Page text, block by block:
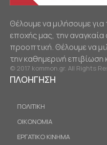
Θέλουμε να μιλήσουμε
εποχής μας, την αναγκαία
προοπτική. Θέλουμε να
την καθημερινή επιβίωση
© 2017 kommon.gr. All Rights
ΠΛΟΗΓΗΣΗ
ΠΟΛΙΤΙΚΗ
ΟΙΚΟΝΟΜΙΑ
ΕΡΓΑΤΙΚΟ ΚΙΝΗΜΑ